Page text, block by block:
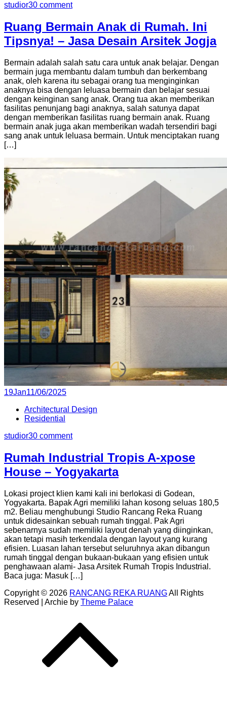
studior30 comment
Ruang Bermain Anak di Rumah. Ini
Tipsnya! – Jasa Desain Arsitek Jogja
Bermain adalah salah satu cara untuk anak belajar. Dengan
bermain juga membantu dalam tumbuh dan berkembang
anak, oleh karena itu sebagai orang tua menginginkan
anaknya bisa dengan leluasa bermain dan belajar sesuai
dengan keinginan sang anak. Orang tua akan memberikan
fasilitas penunjang bagi anaknya, salah satunya dapat
dengan memberikan fasilitas ruang bermain anak. Ruang
bermain anak juga akan memberikan wadah tersendiri bagi
sang anak untuk leluasa bermain. Untuk menciptakan ruang
[…]
Posted
19Jan11/06/2025
Architectural Design
Residential
studior30 comment
Rumah Industrial Tropis A-xpose
House – Yogyakarta
Lokasi project klien kami kali ini berlokasi di Godean,
Yogyakarta. Bapak Agri memiliki lahan kosong seluas 180,5
m2. Beliau menghubungi Studio Rancang Reka Ruang
untuk didesainkan sebuah rumah tinggal. Pak Agri
sebenarnya sudah memiliki layout denah yang diinginkan,
akan tetapi masih terkendala dengan layout yang kurang
efisien. Luasan lahan tersebut seluruhnya akan dibangun
rumah tinggal dengan bukaan-bukaan yang efisien untuk
penghawaan alami- Jasa Arsitek Rumah Tropis Industrial.
Baca juga: Masuk […]
Copyright © 2026 RANCANG REKA RUANGAll Rights
Reserved | Archie by Theme Palace